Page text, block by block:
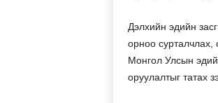
Дэлхийн эдийн
орноо сурталчлах,
Монгол Улсын
оруулалтыг татах